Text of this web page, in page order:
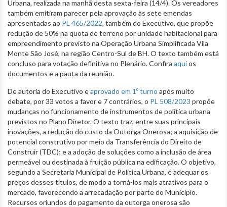
Urbana, realizada na manhã desta sexta-feira (14/4). Os vereadores
também emitiram parecer pela aprovação às sete emendas
apresentadas ao PL 465/2022, também do Executivo, que propõe
redução de 50% na quota de terreno por unidade habitacional para
empreendimento previsto na Operação Urbana Simplificada Vila
Monte São José, na região Centro-Sul de BH. O texto também está
concluso para votação definitiva no Plenário. Confira aquios
documentos e a pauta da reunião.
De autoria do Executivo eaprovado em 1º turno após muito
debate, por 33 votos a favor e 7 contrários, o PL 508/2023 propõe
mudanças no funcionamento de instrumentos de política urbana
previstos no Plano Diretor. O texto traz, entre suas principais
inovações, a redução do custo da Outorga Onerosa; a aquisição de
potencial construtivo por meio da Transferência do Direito de
Construir (TDC); e a adoção de soluções como a inclusão de área
permeável ou destinada à fruição pública na edificação. O objetivo,
segundo a Secretaria Municipal de Política Urbana, é adequar os
preços desses títulos, de modo a torná-los mais atrativos para o
mercado, favorecendo a arrecadação por parte do Município.
Recursos oriundos do pagamento da outorga onerosa são